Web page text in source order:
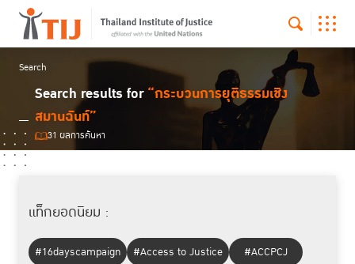
Search
Search results for“กระบวนการยุติธรรมเชิง
สมานฉันท์”
31 ผลการค้นหา
แท็กยอดนิยม :
#16dayscampaign #Access to Justice
#ACCPCJ